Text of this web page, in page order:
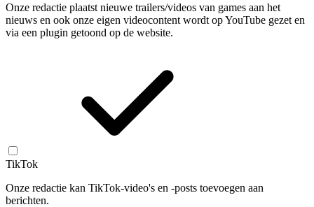
Onze redactie plaatst nieuwe trailers/videos van games aan het
nieuws en ook onze eigen videocontent wordt op YouTube gezet en
via een plugin getoond op de website.
TikTok
Onze redactie kan TikTok-video's en -posts toevoegen aan
berichten.